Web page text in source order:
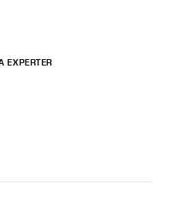
EXPERTER